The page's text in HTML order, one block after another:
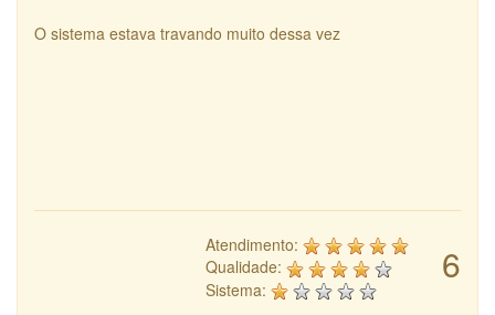
O sistema estava travando muito dessa vez
6
Atendimento:
Qualidade:
Sistema: